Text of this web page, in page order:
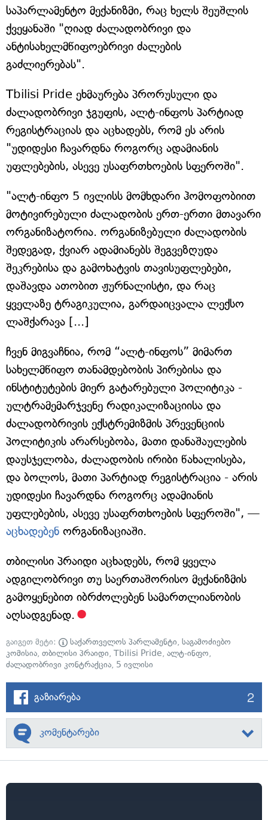
საპარლამენტო მექანიზმი, რაც ხელს შეუშლის
ქვეყანაში "ღიად ძალადობრივი და
ანტისახელმწიფოებრივი ძალების
გაძლიერებას".
Tbilisi Pride ეხმაურება პრორუსული და
ძალადობრივი ჯგუფის, ალტ-ინფოს პარტიად
რეგისტრაციას და აცხადებს, რომ ეს არის
"უდიდესი ჩავარდნა როგორც ადამიანის
უფლებების, ასევე უსაფრთხოების სფეროში".
"ალტ-ინფო 5 ივლისს მომხდარი ჰომოფობიით
მოტივირებული ძალადობის ერთ-ერთი მთავარი
ორგანიზატორია. ორგანიზებული ძალადობის
შედეგად, ქვიარ ადამიანებს შეგვეზღუდა
შეკრებისა და გამოხატვის თავისუფლებები,
დაშავდა ათობით ჟურნალისტი, და რაც
ყველაზე ტრაგიკულია, გარდაიცვალა ლექსო
ლაშქარავა [...]
ჩვენ მიგვაჩნია, რომ “ალტ-ინფოს” მიმართ
სახელმწიფო თანამდებობის პირებისა და
ინსტიტუტების მიერ გატარებული პოლიტიკა -
ულტრამემარჯვენე რადიკალიზაციისა და
ძალადობრივის ექსტრემიზმის პრევენციის
პოლიტიკის არარსებობა, მათი დანაშაულების
დაუსჯელობა, ძალადობის ირიბი წახალისება,
და ბოლოს, მათი პარტიად რეგისტრაცია - არის
უდიდესი ჩავარდნა როგორც ადამიანის
უფლებების, ასევე უსაფრთხოების სფეროში", —
აცხადებენ ორგანიზაციაში.
თბილისი პრაიდი აცხადებს, რომ ყველა
ადგილობრივი თუ საერთაშორისო მექანიზმის
გამოყენებით იბრძოლებენ სამართლიანობის
აღსადგენად.
გაიგეთ მეტი: საქართველოს პარლამენტი, საგამოძიებო
კომისია, თბილისი პრაიდი, Tbilisi Pride, ალტ-ინფო,
ძალადობრივი კონტრაქცია, 5 ივლისი
გაზიარება 2
კომენტარები